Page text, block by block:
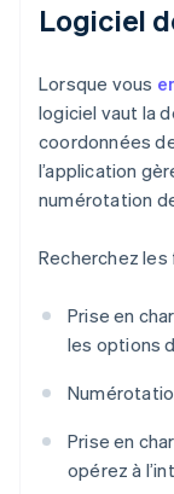
Logiciel
Lorsque vous
logiciel vaut la
coordonnées
l’application
numérotation
Recherchez
Prise en
les options
Prise en
opérez à